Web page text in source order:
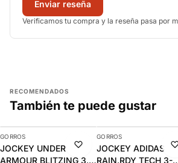
Enviar reseña
Verificamos tu compra y la reseña pasa por
RECOMENDADOS
También te puede gustar
-10%
AGREGAR
GORROS
JOCKEY UNDER
ARMOUR BLITZING 3.0
-10%
AGREGAR
GORROS
JOCKEY ADIDAS
RAIN.RDY TECH 3-